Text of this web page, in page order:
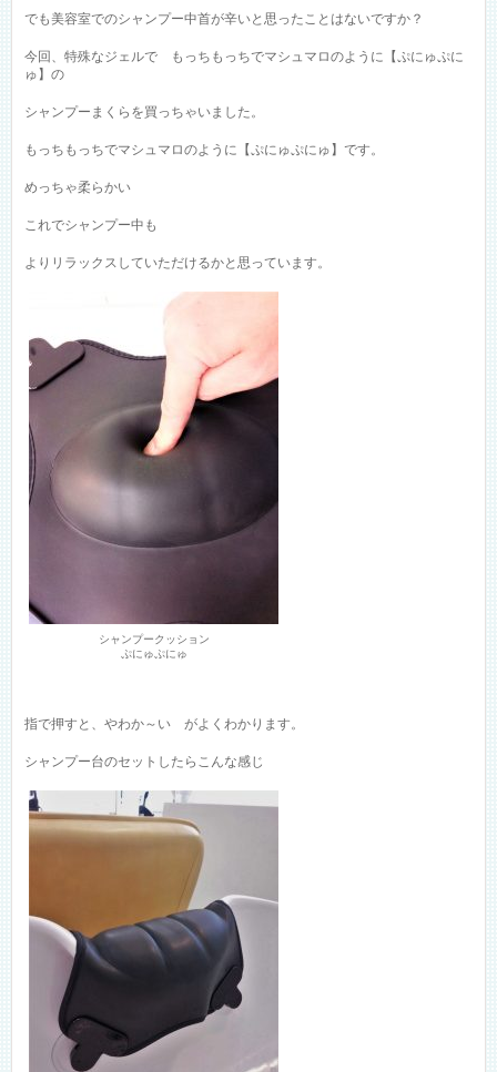
でも美容室でのシャンプー中首が辛いと思ったことはないですか？
今回、特殊なジェルで もっちもっちでマシュマロのように【ぷにゅぷに
ゅ】の
シャンプーまくらを買っちゃいました。
もっちもっちでマシュマロのように【ぷにゅぷにゅ】です。
めっちゃ柔らかい
これでシャンプー中も
よりリラックスしていただけるかと思っています。
シャンプークッション
ぷにゅぷにゅ
指で押すと、やわか～い がよくわかります。
シャンプー台のセットしたらこんな感じ